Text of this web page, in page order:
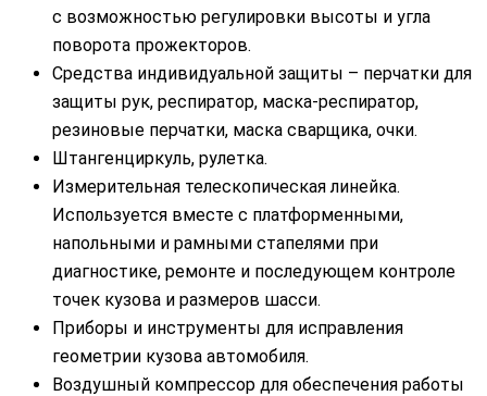
с возможностью регулировки высоты и угла
поворота прожекторов.
Средства индивидуальной защиты – перчатки для
защиты рук, респиратор, маска-респиратор,
резиновые перчатки, маска сварщика, очки.
Штангенциркуль, рулетка.
Измерительная телескопическая линейка.
Используется вместе с платформенными,
напольными и рамными стапелями при
диагностике, ремонте и последующем контроле
точек кузова и размеров шасси.
Приборы и инструменты для исправления
геометрии кузова автомобиля.
Воздушный компрессор для обеспечения работы